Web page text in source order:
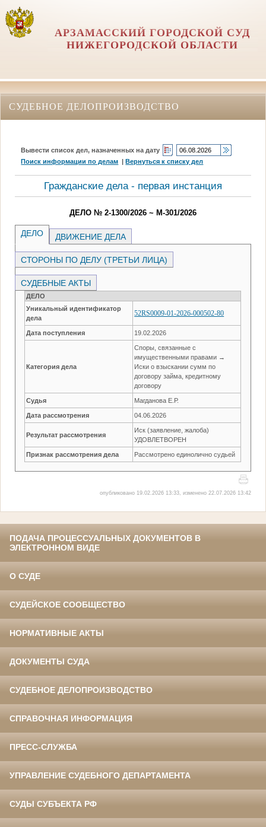
АРЗАМАССКИЙ ГОРОДСКОЙ СУД
НИЖЕГОРОДСКОЙ ОБЛАСТИ
СУДЕБНОЕ ДЕЛОПРОИЗВОДСТВО
Вывести список дел, назначенных на дату
Поиск информации по делам |Вернуться к списку дел
Гражданские дела - первая инстанция
ДЕЛО № 2-1300/2026 ~ М-301/2026
ДЕЛО ДВИЖЕНИЕ ДЕЛА
СТОРОНЫ ПО ДЕЛУ (ТРЕТЬИ ЛИЦА)
СУДЕБНЫЕ АКТЫ
ДЕЛО
Уникальный идентификатор
дела
52RS0009-01-2026-000502-80
Дата поступления 19.02.2026
Категория дела
Споры, связанные с
имущественными правами →
Иски о взыскании сумм по
договору займа, кредитному
договору
Судья Магданова Е.Р.
Дата рассмотрения 04.06.2026
Результат рассмотрения
Иск (заявление, жалоба)
УДОВЛЕТВОРЕН
Признак рассмотрения дела Рассмотрено единолично судьей
опубликовано 19.02.2026 13:33, изменено 22.07.2026 13:42
ПОДАЧА ПРОЦЕССУАЛЬНЫХ ДОКУМЕНТОВ В
ЭЛЕКТРОННОМ ВИДЕ
О СУДЕ
СУДЕЙСКОЕ СООБЩЕСТВО
НОРМАТИВНЫЕ АКТЫ
ДОКУМЕНТЫ СУДА
СУДЕБНОЕ ДЕЛОПРОИЗВОДСТВО
СПРАВОЧНАЯ ИНФОРМАЦИЯ
ПРЕСС-СЛУЖБА
УПРАВЛЕНИЕ СУДЕБНОГО ДЕПАРТАМЕНТА
СУДЫ СУБЪЕКТА РФ